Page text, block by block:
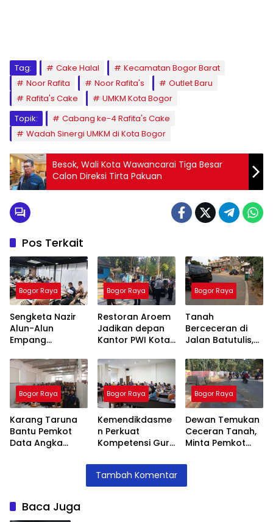
Tag: Cake Halal
Kecamatan Bogor Barat
Noor Rafita
Noor Rafita's
Outlet Baru
Rafita's Cake
UMKM Kota Bogor
Topik:
Cabang ke-4 Rafita's Cake
Wadah Sinergi UMKM di Kota Bogor
Besok, Wali Kota Wawancarai Tiga Besar
Calon Direksi Tirta Pakuan
Pos Terkait
Bogor Raya
Sengketa Nazir
Alun-Alun
Empang
Terang,
Pertemuan
Hasilkan 4 Poin
Kesepakatan
Bogor Raya
Restoran Aroem
Jadikan depan
Kantor PWI Kota
Area Parkir,
Ketua PWI
Dilarang Parkir
Bogor Raya
Tanah
Berceceran di
Jalan Batutulis,
Teguran Tertulis
Pada Kontraktor
Bogor Raya
Karang Taruna
Bantu Pemkot
Data Angka
Bogor Raya
Kemendikdasme
n Perkuat
Kompetensi Guru
Lalubi Untuk
Apresiasi ABK
Bogor Raya
Dewan Temukan
Ceceran Tanah,
Minta Pemkot
Trase Baru
Tambah Komentar
Baca Juga